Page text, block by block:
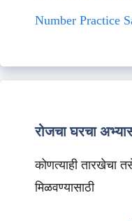
Number Practice
रोजचा घरचा
कोणत्याही तारखेचा
मिळवण्यासाठी